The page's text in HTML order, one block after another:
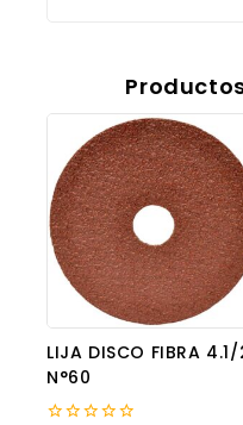
LIJA DISCO FIBRA 4.1/
N°60